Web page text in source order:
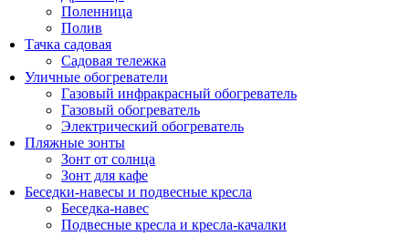
Поленница
Полив
Тачка садовая
Садовая тележка
Уличные обогреватели
Газовый инфракрасный обогреватель
Газовый обогреватель
Электрический обогреватель
Пляжные зонты
Зонт от солнца
Зонт для кафе
Беседки-навесы и подвесные кресла
Беседка-навес
Подвесные кресла и кресла-качалки